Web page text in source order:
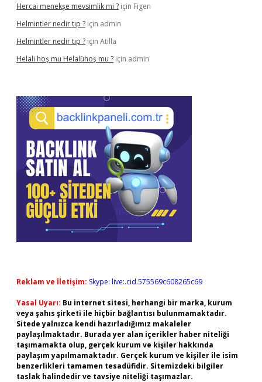
Hercai menekşe mevsimlik mi ? için Figen
Helmintler nedir tıp ? için admin
Helmintler nedir tıp ? için Atilla
Helali hoş mu Helalühoş mu ? için admin
Reklam ve İletişim: Skype: live:.cid.575569c608265c69
Yasal Uyarı: Bu internet sitesi, herhangi bir marka, kurum
veya şahıs şirketi ile hiçbir bağlantısı bulunmamaktadır.
Sitede yalnızca kendi hazırladığımız makaleler
paylaşılmaktadır. Burada yer alan içerikler haber niteliği
taşımamakta olup, gerçek kurum ve kişiler hakkında
paylaşım yapılmamaktadır. Gerçek kurum ve kişiler ile isim
benzerlikleri tamamen tesadüfidir. Sitemizdeki bilgiler
taslak halindedir ve tavsiye niteliği taşımazlar.